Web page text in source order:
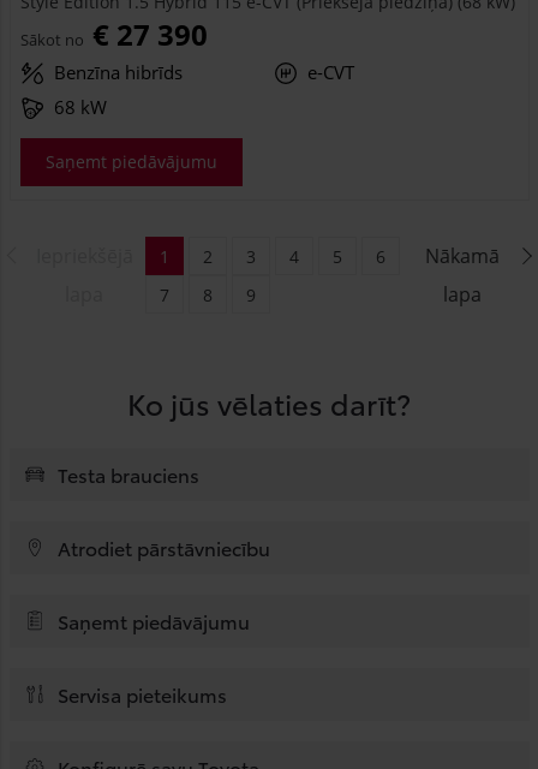
Sākot no € 27 390
Benzīna hibrīds
e-CVT
68 kW
Saņemt piedāvājumu
Nākamā
lapa
1 2 3 4 5
6
7
8 9
Ko jūs vēlaties darīt?
Testa brauciens
Atrodiet pārstāvniecību
Saņemt piedāvājumu
Servisa pieteikums